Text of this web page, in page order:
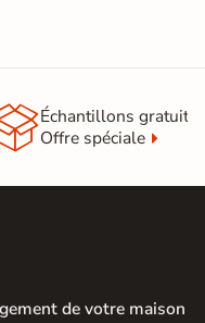
cm |
Échantillons gratuit
Offre spéciale
de votre maison